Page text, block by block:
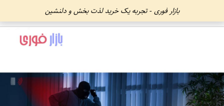
بازار فوری - تجربه یک خرید لذت بخش و دلنشین